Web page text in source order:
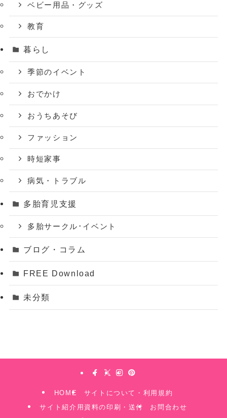
ベビー用品・グッズ
教育
暮らし
季節のイベント
おでかけ
おうちあそび
ファッション
時短家事
病気・トラブル
多胎育児支援
多胎サークル･イベント
ブログ・コラム
FREE Download
未分類
HOME
サイトについて・利用規約
サイト紹介用資料の印刷・送付
お問合わせ